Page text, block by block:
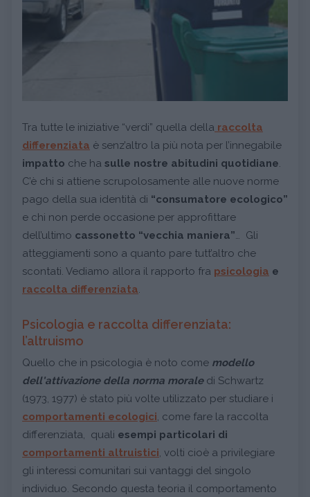
Tra tutte le iniziative “verdi” quella della raccolta
differenziata è senz’altro la più nota per l’innegabile
impatto che ha sulle nostre abitudini quotidiane.
C’è chi si attiene scrupolosamente alle nuove norme
pago della sua identità di “consumatore ecologico”
e chi non perde occasione per approfittare
dell’ultimo cassonetto “vecchia maniera”… Gli
atteggiamenti sono a quanto pare tutt’altro che
scontati. Vediamo allora il rapporto fra psicologia e
raccolta differenziata.
Psicologia e raccolta differenziata:
l’altruismo
Quello che in psicologia è noto come modello
dell'attivazione della norma morale di Schwartz
(1973, 1977) è stato più volte utilizzato per studiare i
comportamenti ecologici, come fare la raccolta
differenziata, quali esempi particolari di
comportamenti altruistici, volti cioè a privilegiare
gli interessi comunitari sui vantaggi del singolo
individuo. Secondo questa teoria il comportamento